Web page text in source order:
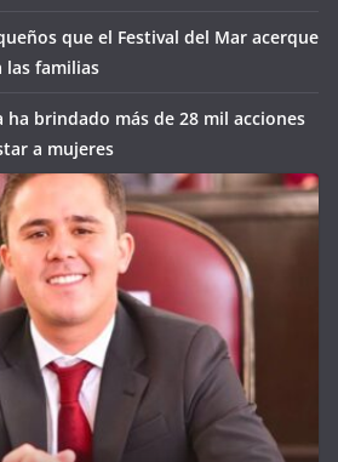
que el Festival del Mar acerque
las familias
ha brindado más de 28 mil acciones
a mujeres